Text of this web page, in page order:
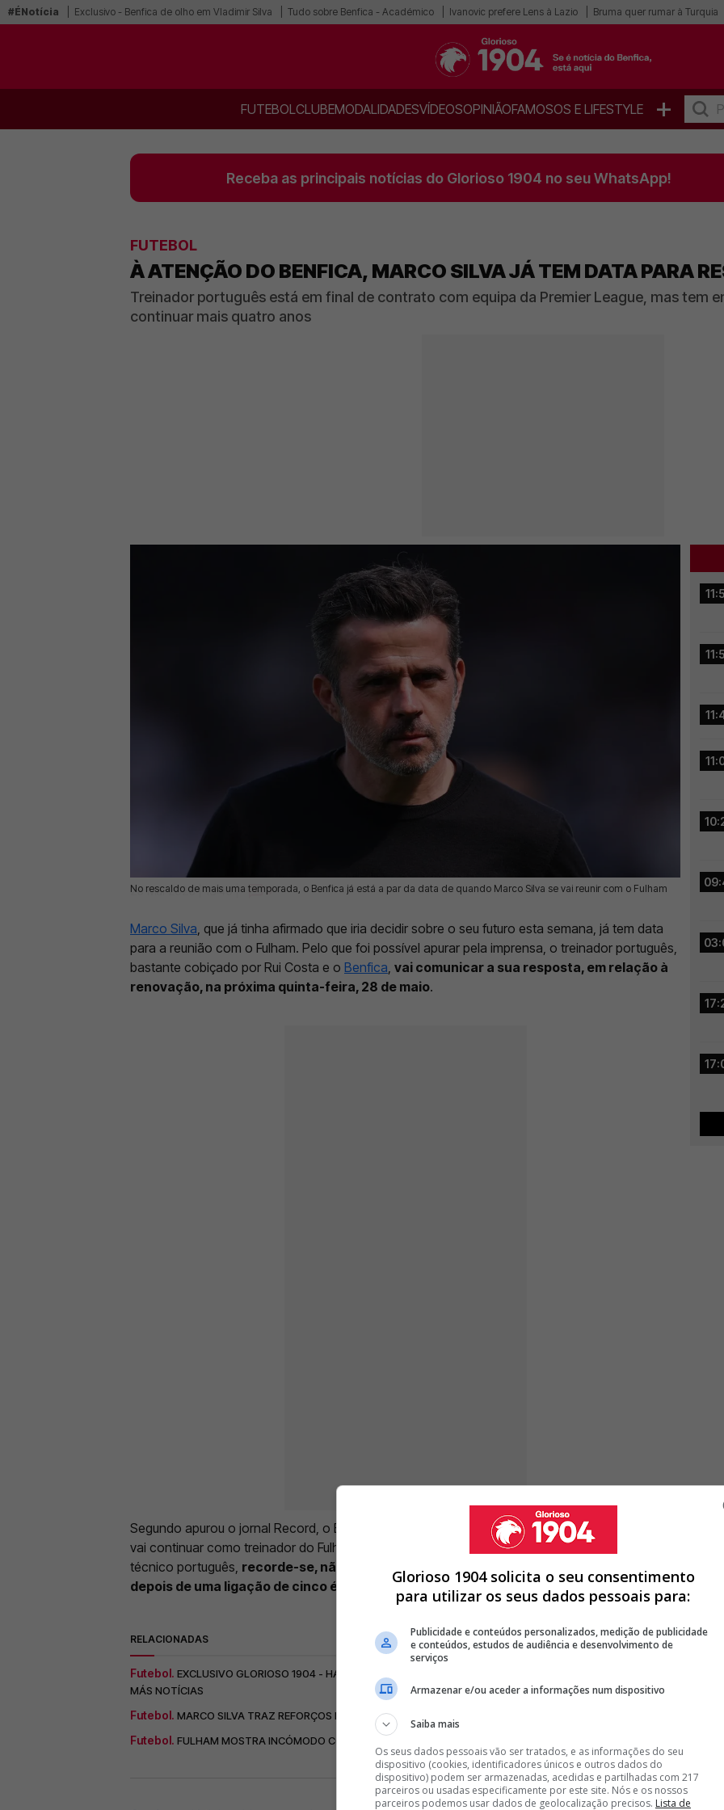
#ÉNotícia Exclusivo - Benfica de olho em Vladimir Silva Tudo sobre Benfica - Académico Ivanovic prefere Lens à Lazio Bruma quer rumar à Turquia
FUTEBOLCLUBEMODALIDADESVÍDEOSOPINIÃOFAMOSOS E LIFESTYLE +
Receba as principais notícias do Glorioso 1904 no seu WhatsApp!
FUTEBOL
À ATENÇÃO DO BENFICA, MARCO SILVA JÁ TEM DATA PARA
Treinador português está em final de contrato com equipa da Premier League, mas tem
continuar mais quatro anos
No rescaldo de mais uma temporada, o Benfica já está a par da data de quando Marco Silva se vai reunir com o Fulham
26 Mai 2026 | 13:40 | 0
Marco Silva , que já tinha afirmado que iria decidir sobre o seu futuro esta semana, já tem data
para a reunião com o Fulham. Pelo que foi possível apurar pela imprensa, o treinador português,
bastante cobiçado por Rui Costa e o Benfica vai comunicar a sua resposta, em relação à
renovação, na próxima quinta-feira, 28 de maio.
Segundo apurou o jornal Record, o Benfica fica então na expectativa de saber se Marco Silva
vai continuar como treinador do Fulham ou procura abraçar um novo desafio na sua carreira. O
técnico português, recorde-se, não fechou a porta à possibilidade de deixar Inglaterra,
depois de uma ligação de cinco épocas com o clube londrino.
RELACIONADAS
Futebol. EXCLUSIVO GLORIOSO 1904 - HARRY WILSON CONTINUA A SER APONTADO AO BENFICA, MAS HÁ
MÁS NOTÍCIAS
Futebol. MARCO SILVA TRAZ REFORÇOS DO FULHAM PARA O BENFICA; SAIBA TUDO
Futebol. FULHAM MOSTRA INCÓMODO COM A IDA DE MARCO SILVA PARA O BENFICA: “DISSE QUE…”
< >
Glorioso 1904 solicita o seu consentimento
para utilizar os seus dados pessoais para:
Publicidade e conteúdos personalizados, medição de publicidade
e conteúdos, estudos de audiência e desenvolvimento de
serviços
Armazenar e/ou aceder a informações num dispositivo
Saiba mais
Os seus dados pessoais vão ser tratados, e as informações do seu
dispositivo (cookies, identificadores únicos e outros dados do
dispositivo) podem ser armazenadas, acedidas e partilhadas com 217
parceiros ou usadas especificamente por este site. Nós e os nossos
parceiros podemos usar dados de geolocalização precisos. Lista de